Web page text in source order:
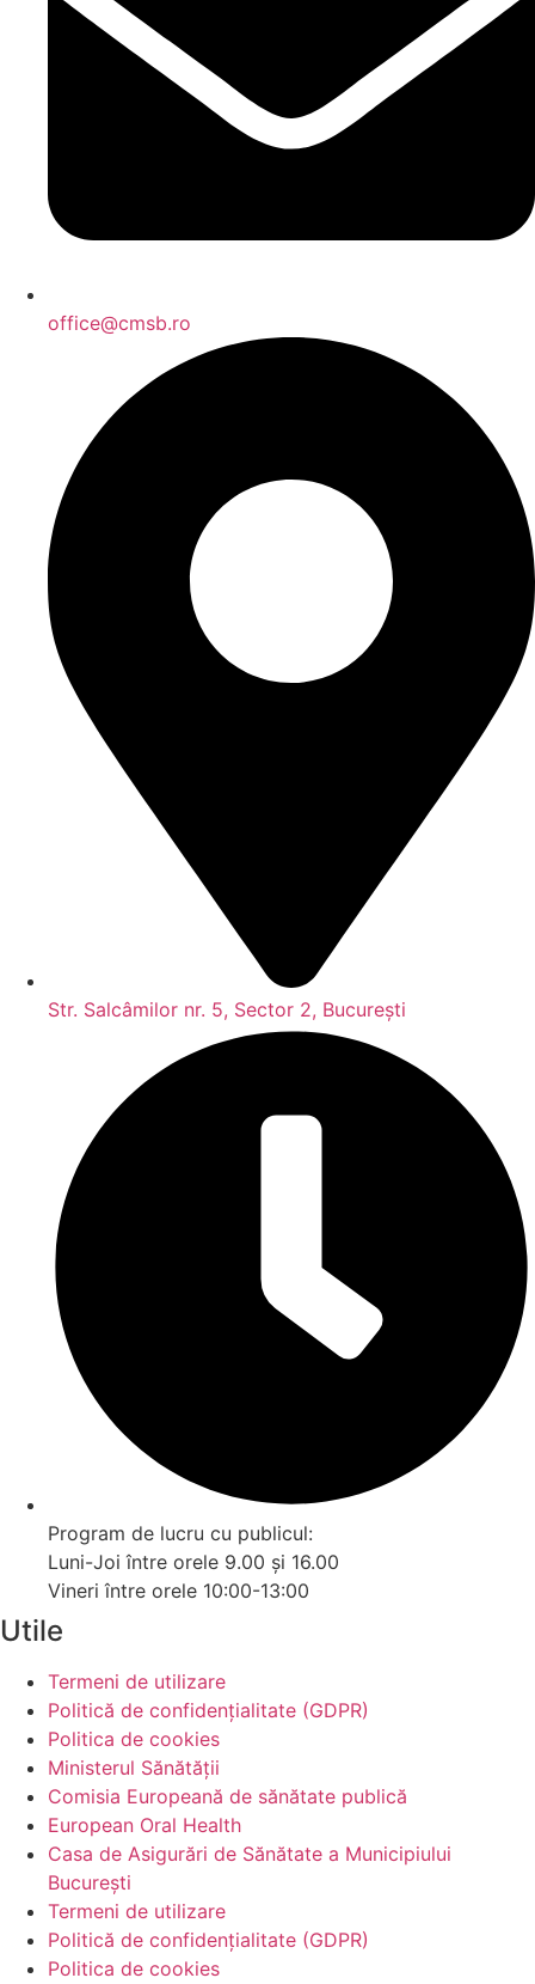
office@cmsb.ro
Str. Salcâmilor nr. 5, Sector 2, București
Program de lucru cu publicul:
Luni-Joi între orele 9.00 și 16.00
Vineri între orele 10:00-13:00
Utile
Termeni de utilizare
Politică de confidențialitate (GDPR)
Politica de cookies
Ministerul Sănătății
Comisia Europeană de sănătate publică
European Oral Health
Casa de Asigurări de Sănătate a Municipiului
București
Termeni de utilizare
Politică de confidențialitate (GDPR)
Politica de cookies